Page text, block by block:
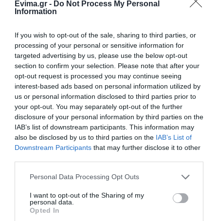
Evima.gr - Do Not Process My Personal
Information
If you wish to opt-out of the sale, sharing to third parties, or
processing of your personal or sensitive information for
targeted advertising by us, please use the below opt-out
section to confirm your selection. Please note that after your
opt-out request is processed you may continue seeing
interest-based ads based on personal information utilized by
us or personal information disclosed to third parties prior to
your opt-out. You may separately opt-out of the further
disclosure of your personal information by third parties on the
IAB’s list of downstream participants. This information may
also be disclosed by us to third parties on the IAB’s List of
Downstream Participants that may further disclose it to other
Please note that this website/app uses one or more Google
not limited to your visit or usage behaviour. You may click to
grant or deny consent to Google and its third-party tags to
use your data for below specified purposes in below Google
Personal Data Processing Opt Outs
I want to opt-out of the Sharing of my
personal data.
Opted In
Εύβοια! Δείτε σε ποια παραλία
08.08.2026 | 17:20
«Κόκκινος» συναγερμός στην
Εύβοια: Red Code αύριο Κυριακή –
Αυξημένη ετοιμότητα παντού
08.08.2026 | 17:00
Ρόδος: Έγραψαν 80χρονη για
κράνος!
08.08.2026 | 16:40
Θρήνος σε όλη την Εύβοια για τον
επιχειρηματία που έφυγε απο
Εύβοια! Έγινε για τρίτη
φορά παππούς!
ανακοίνωση για το
Άρχισε τις διακοπές ο
Μητσοτάκης: Φαγητό
και κρασί σε γνωστό
στέκι
Κρίση στο κόμμα
Καρυστιανού: Δύο
ακόμη στελέχη
αποχωρούν
αποφάσεων